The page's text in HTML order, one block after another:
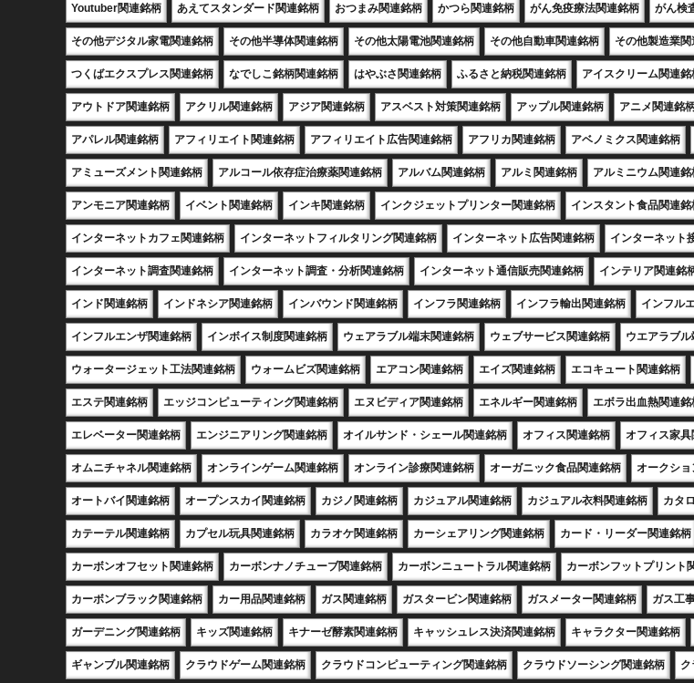
Youtuber関連銘柄 あえてスタンダード関連銘柄 おつまみ関連銘柄 かつら関連銘柄 がん免疫療法関連銘柄 がん検
その他デジタル家電関連銘柄 その他半導体関連銘柄 その他太陽電池関連銘柄 その他自動車関連銘柄 その他製造業関
つくばエクスプレス関連銘柄 なでしこ銘柄関連銘柄 はやぶさ関連銘柄 ふるさと納税関連銘柄 アイスクリーム関連銘
アウトドア関連銘柄 アクリル関連銘柄 アジア関連銘柄 アスベスト対策関連銘柄 アップル関連銘柄 アニメ関連銘
アパレル関連銘柄 アフィリエイト関連銘柄 アフィリエイト広告関連銘柄 アフリカ関連銘柄 アベノミクス関連銘柄
アミューズメント関連銘柄 アルコール依存症治療薬関連銘柄 アルバム関連銘柄 アルミ関連銘柄 アルミニウム関連銘
アンモニア関連銘柄 イベント関連銘柄 インキ関連銘柄 インクジェットプリンター関連銘柄 インスタント食品関連銘
インターネットカフェ関連銘柄 インターネットフィルタリング関連銘柄 インターネット広告関連銘柄 インターネット
インターネット調査関連銘柄 インターネット調査・分析関連銘柄 インターネット通信販売関連銘柄 インテリア関連銘
インド関連銘柄 インドネシア関連銘柄 インバウンド関連銘柄 インフラ関連銘柄 インフラ輸出関連銘柄 インフル
インフルエンザ関連銘柄 インボイス制度関連銘柄 ウェアラブル端末関連銘柄 ウェブサービス関連銘柄 ウエアラブ
ウォータージェット工法関連銘柄 ウォームビズ関連銘柄 エアコン関連銘柄 エイズ関連銘柄 エコキュート関連銘柄
エステ関連銘柄 エッジコンピューティング関連銘柄 エヌビディア関連銘柄 エネルギー関連銘柄 エボラ出血熱関連銘
エレベーター関連銘柄 エンジニアリング関連銘柄 オイルサンド・シェール関連銘柄 オフィス関連銘柄 オフィス家具
オムニチャネル関連銘柄 オンラインゲーム関連銘柄 オンライン診療関連銘柄 オーガニック食品関連銘柄 オークシ
オートバイ関連銘柄 オープンスカイ関連銘柄 カジノ関連銘柄 カジュアル関連銘柄 カジュアル衣料関連銘柄 カタ
カテーテル関連銘柄 カプセル玩具関連銘柄 カラオケ関連銘柄 カーシェアリング関連銘柄 カード・リーダー関連銘柄
カーボンオフセット関連銘柄 カーボンナノチューブ関連銘柄 カーボンニュートラル関連銘柄 カーボンフットプリント
カーボンブラック関連銘柄 カー用品関連銘柄 ガス関連銘柄 ガスタービン関連銘柄 ガスメーター関連銘柄 ガス工
ガーデニング関連銘柄 キッズ関連銘柄 キナーゼ酵素関連銘柄 キャッシュレス決済関連銘柄 キャラクター関連銘柄
ギャンブル関連銘柄 クラウドゲーム関連銘柄 クラウドコンピューティング関連銘柄 クラウドソーシング関連銘柄